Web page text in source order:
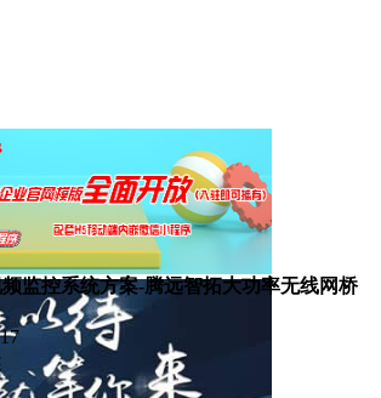
监控系统方案-腾远智拓大功率无线网桥